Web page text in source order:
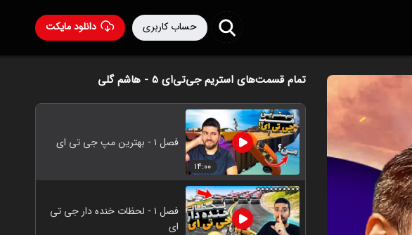
دانلود مایکت حساب کاربری
تمام قسمت‌های استریم جی‌تی‌ای ۵ - هاشم گلی
۱۴:۰۰
فصل ۱ - بهترین مپ جی تی ای
فصل ۱ - لحظات خنده دار جی تی
ای